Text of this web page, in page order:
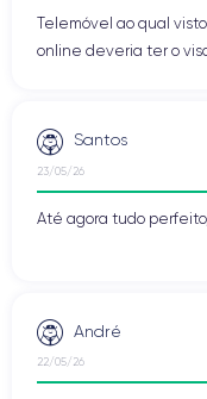
Telemóvel ao qual
online deveria ter o
Santos
23/05/26
Até agora tudo
André
22/05/26